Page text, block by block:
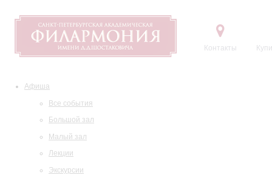
Контакты
Афиша
Все события
Большой зал
Малый зал
Лекции
Экскурсии